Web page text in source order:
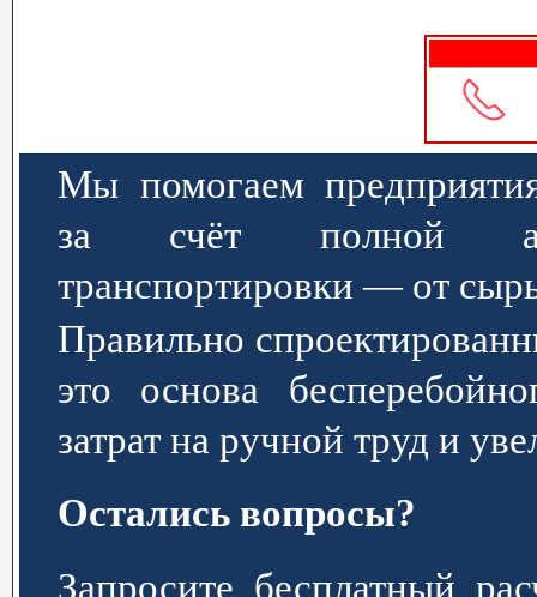
Мы помогаем
за счёт полной
транспортировки — от
Правильно
это основа
затрат на ручной труд и
Остались вопросы?
Запросите бесплатный